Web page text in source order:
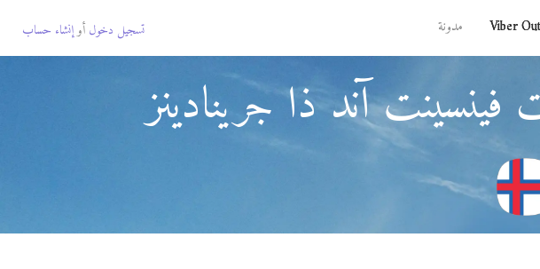
Viber Out مدونة تسجيل دخول أوإنشاء حساب
آند ذا جرينادينز